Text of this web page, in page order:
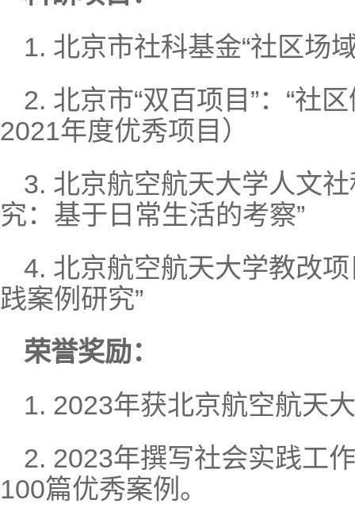
1. 北京市社科基金“社区场
2. 北京市“双百项目”：“社
2021年度优秀项目）
3. 北京航空航天大学人文
究：基于日常生活的考察”
4. 北京航空航天大学教改项
践案例研究”
荣誉奖励：
1. 2023年获北京航空航天
2. 2023年撰写社会实践工
100篇优秀案例。